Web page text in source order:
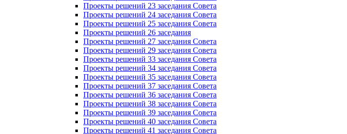
Проекты решений 23 заседания Совета
Проекты решений 24 заседания Совета
Проекты решений 25 заседания Совета
Проекты решений 26 заседания
Проекты решений 27 заседания Совета
Проекты решений 29 заседания Совета
Проекты решений 33 заседания Совета
Проекты решений 34 заседания Совета
Проекты решений 35 заседания Совета
Проекты решений 37 заседания Совета
Проекты решений 36 заседания Совета
Проекты решений 38 заседания Совета
Проекты решений 39 заседания Совета
Проекты решений 40 заседания Совета
Проекты решений 41 заседания Совета